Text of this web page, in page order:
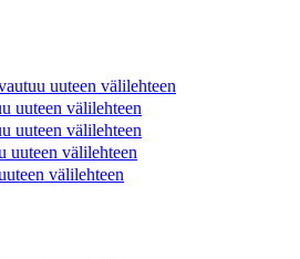
uuteen välilehteen
uuteen välilehteen
uuteen välilehteen
uuteen välilehteen
välilehteen